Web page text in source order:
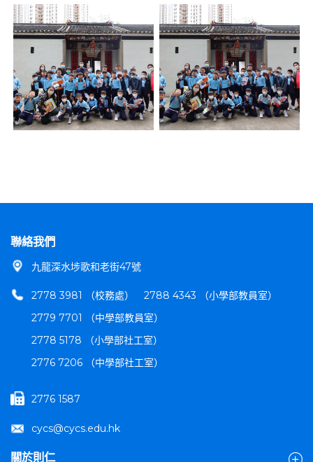
聯絡我們
九龍深水埗歌和老街47號
2778 3981 （校務處）
2788 4343 （小學部教員室）
2779 7701 （中學部教員室）
2778 5178 （小學部社工室）
2776 7206 （中學部社工室）
2776 1587
cycs@cycs.edu.hk
關於則仁